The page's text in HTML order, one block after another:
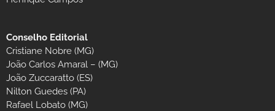
Conselho Editorial
Cristiane Nobre (MG)
João Carlos Amaral – (MG)
João Zuccaratto (ES)
Nilton Guedes (PA)
Rafael Lobato (MG)